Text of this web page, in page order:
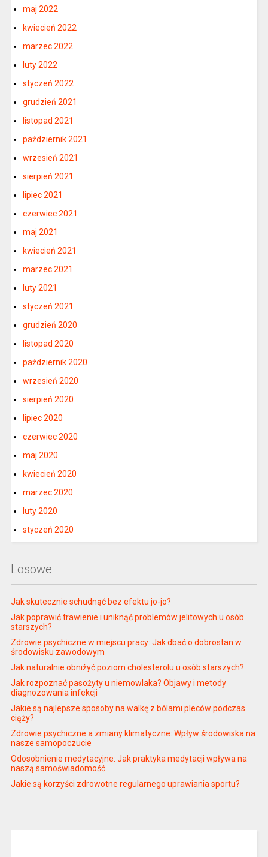
maj 2022
kwiecień 2022
marzec 2022
luty 2022
styczeń 2022
grudzień 2021
listopad 2021
październik 2021
wrzesień 2021
sierpień 2021
lipiec 2021
czerwiec 2021
maj 2021
kwiecień 2021
marzec 2021
luty 2021
styczeń 2021
grudzień 2020
listopad 2020
październik 2020
wrzesień 2020
sierpień 2020
lipiec 2020
czerwiec 2020
maj 2020
kwiecień 2020
marzec 2020
luty 2020
styczeń 2020
Losowe
Jak skutecznie schudnąć bez efektu jo-jo?
Jak poprawić trawienie i uniknąć problemów jelitowych u osób
starszych?
Zdrowie psychiczne w miejscu pracy: Jak dbać o dobrostan w
środowisku zawodowym
Jak naturalnie obniżyć poziom cholesterolu u osób starszych?
Jak rozpoznać pasożyty u niemowlaka? Objawy i metody
diagnozowania infekcji
Jakie są najlepsze sposoby na walkę z bólami pleców podczas
ciąży?
Zdrowie psychiczne a zmiany klimatyczne: Wpływ środowiska na
nasze samopoczucie
Odosobnienie medytacyjne: Jak praktyka medytacji wpływa na
naszą samoświadomość
Jakie są korzyści zdrowotne regularnego uprawiania sportu?